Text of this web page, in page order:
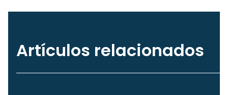
Artículos relacionados